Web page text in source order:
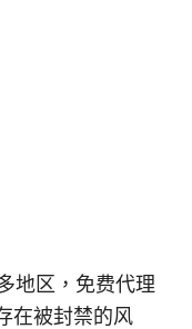
地区，免费代理
在被封禁的风